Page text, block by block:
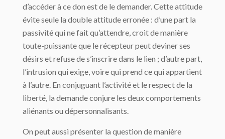
d’accéder à ce don est de le demander. Cette attitude
évite seule la double attitude erronée : d’une part la
passivité qui ne fait qu’attendre, croit de manière
toute-puissante que le récepteur peut deviner ses
désirs et refuse de s’inscrire dans le lien ; d’autre part,
l’intrusion qui exige, voire qui prend ce qui appartient
à l’autre. En conjuguant l’activité et le respect de la
liberté, la demande conjure les deux comportements
aliénants ou dépersonnalisants.
On peut aussi présenter la question de manière